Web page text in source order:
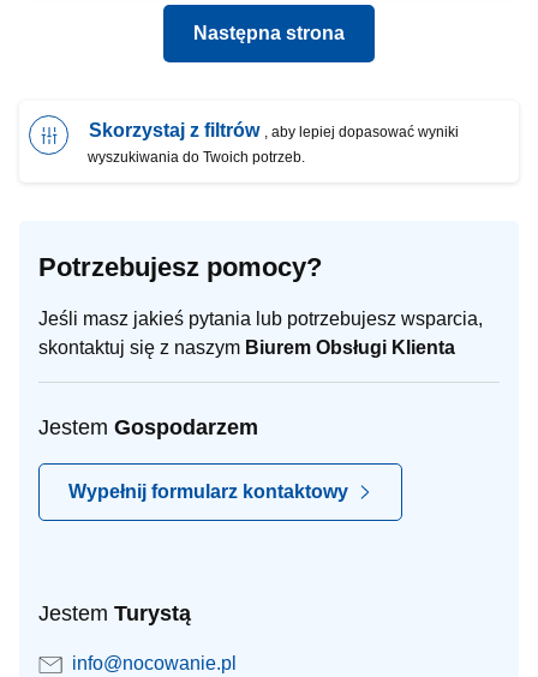
Następna strona
Skorzystaj z filtrów , aby lepiej dopasować wyniki
wyszukiwania do Twoich potrzeb.
Potrzebujesz pomocy?
Jeśli masz jakieś pytania lub potrzebujesz wsparcia,
skontaktuj się z naszym Biurem Obsługi Klienta
Jestem Gospodarzem
Wypełnij formularz kontaktowy
Jestem Turystą
info@nocowanie.pl